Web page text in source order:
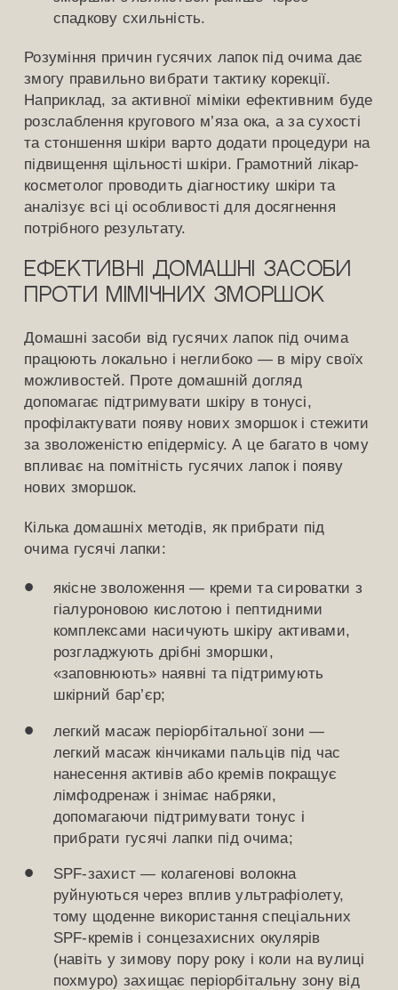
спадкову схильність.
Розуміння причин гусячих лапок під очима дає
змогу правильно вибрати тактику корекції.
Наприклад, за активної міміки ефективним буде
розслаблення кругового м’яза ока, а за сухості
та стоншення шкіри варто додати процедури на
підвищення щільності шкіри. Грамотний лікар-
косметолог проводить діагностику шкіри та
аналізує всі ці особливості для досягнення
потрібного результату.
Ефективні домашні засоби
проти мімічних зморшок
Домашні засоби від гусячих лапок під очима
працюють локально і неглибоко — в міру своїх
можливостей. Проте домашній догляд
допомагає підтримувати шкіру в тонусі,
профілактувати появу нових зморшок і стежити
за зволоженістю епідермісу. А це багато в чому
впливає на помітність гусячих лапок і появу
нових зморшок.
Кілька домашніх методів, як прибрати під
очима гусячі лапки:
якісне зволоження — креми та сироватки з
гіалуроновою кислотою і пептидними
комплексами насичують шкіру активами,
розгладжують дрібні зморшки,
«заповнюють» наявні та підтримують
шкірний бар’єр;
легкий масаж періорбітальної зони —
легкий масаж кінчиками пальців під час
нанесення активів або кремів покращує
лімфодренаж і знімає набряки,
допомагаючи підтримувати тонус і
прибрати гусячі лапки під очима;
SPF-захист — колагенові волокна
руйнуються через вплив ультрафіолету,
тому щоденне використання спеціальних
SPF-кремів і сонцезахисних окулярів
(навіть у зимову пору року і коли на вулиці
похмуро) захищає періорбітальну зону від